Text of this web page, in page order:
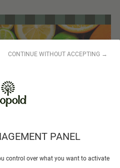
PANEL
control over what you want to activate
CONTINUE WITHOUT ACCEPTING →